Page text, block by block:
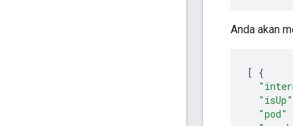
Anda akan
[ {
"isUp"
"pod"